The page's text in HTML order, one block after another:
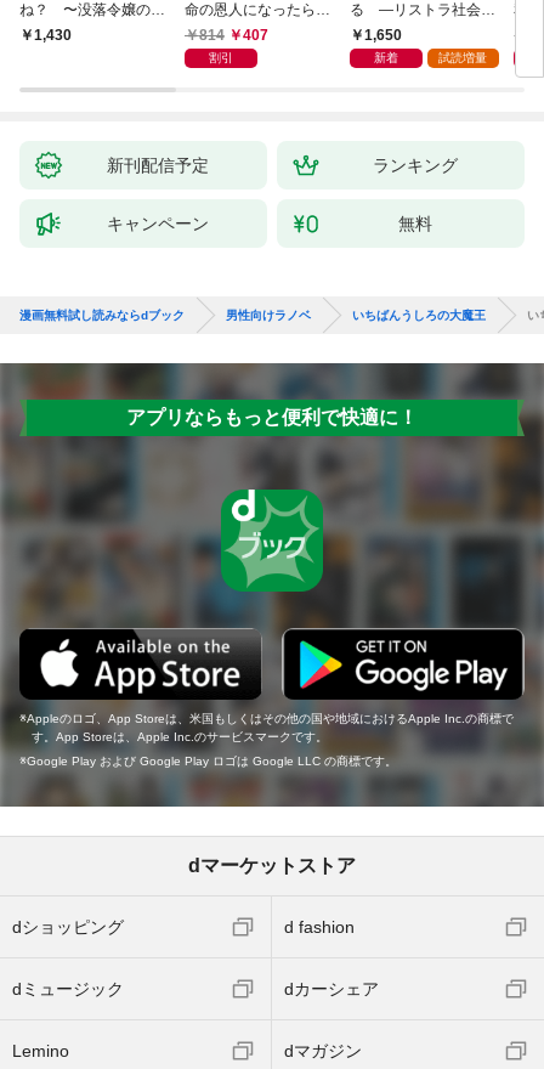
ね？ 〜没落令嬢の案
外楽しい領地改革〜
1,430
命の恩人になったら、
通い妻になって関係を
迫ってくる。
814 407
割引
る —リストラ社会人
のソロダンジョン攻略
記—
1,650
新着 試読増量
私
戻
し
新刊配信予定 ランキング
キャンペーン 無料
漫画無料試し読みならdブック 男性向けラノベ いちばんうしろの大魔王 い
アプリならもっと便利で快適に！
Appleのロゴ、App Storeは、米国もしくはその他の国や地域におけるApple Inc.の商標で
す。App Storeは、Apple Inc.のサービスマークです。
Google Play および Google Play ロゴは Google LLC の商標です。
dマーケットストア
dショッピング d fashion
dミュージック dカーシェア
Lemino dマガジン